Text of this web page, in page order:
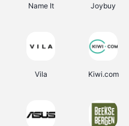
Name It Joybuy
Vila Kiwi.com